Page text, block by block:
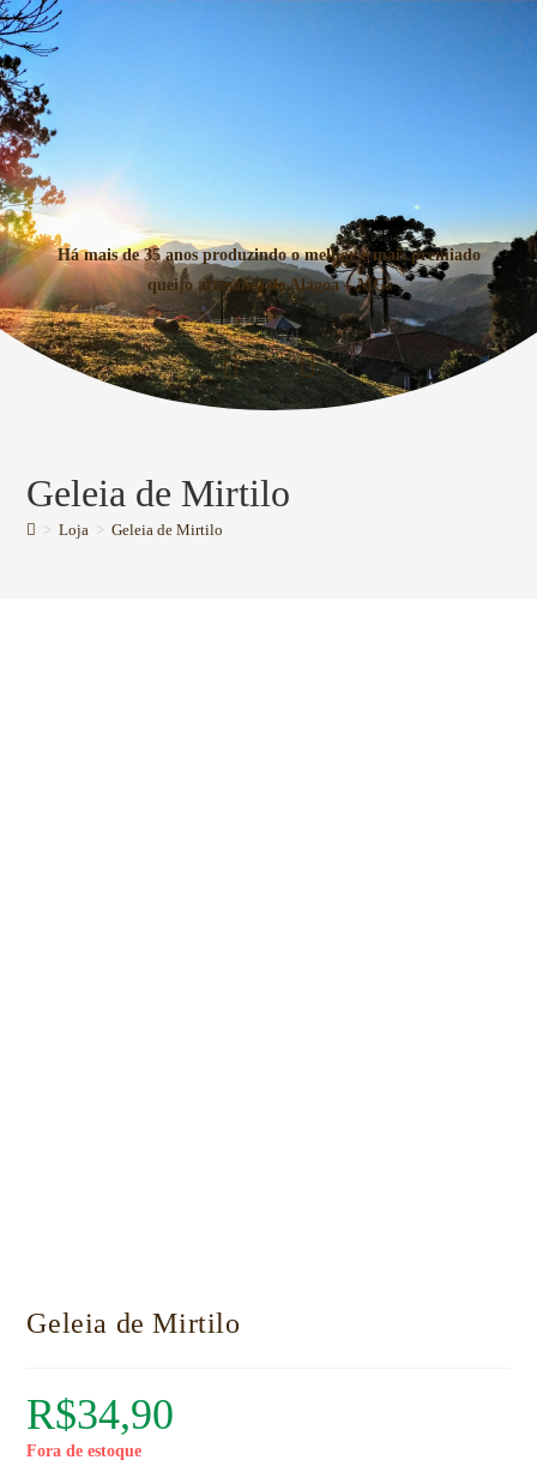
Há mais de 35 anos produzindo o melhor e mais premiado
queijo artesanal de Alagoa – MG.
Geleia de Mirtilo
> Loja > Geleia de Mirtilo
Geleia de Mirtilo
R$34,90
Fora de estoque